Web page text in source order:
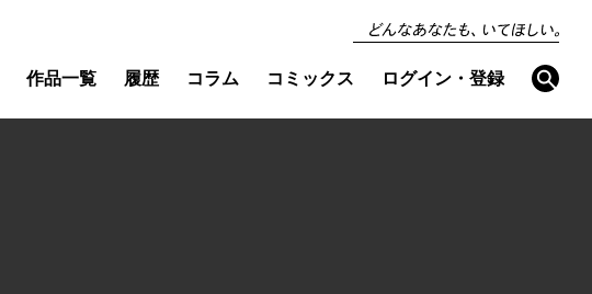
どんなあなたも、い
てほしい。
作品一覧 履歴 コラム コミックス ログイン・登録
検
索